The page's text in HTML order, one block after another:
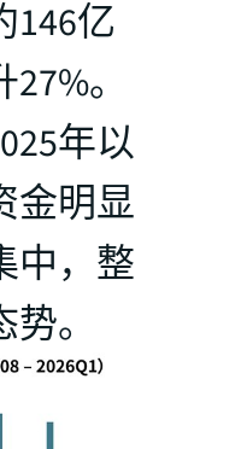
146亿
。
年以
金明显
中，整
。